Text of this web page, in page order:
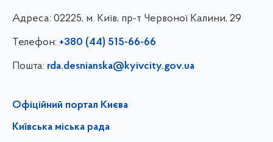
Адреса: 02225, м. Київ, пр-т Червоної Калини, 29
Телефон: +380 (44) 515-66-66
Пошта: rda.desnianska@kyivcity.gov.ua
Офіційний портал Києва
Київська міська рада